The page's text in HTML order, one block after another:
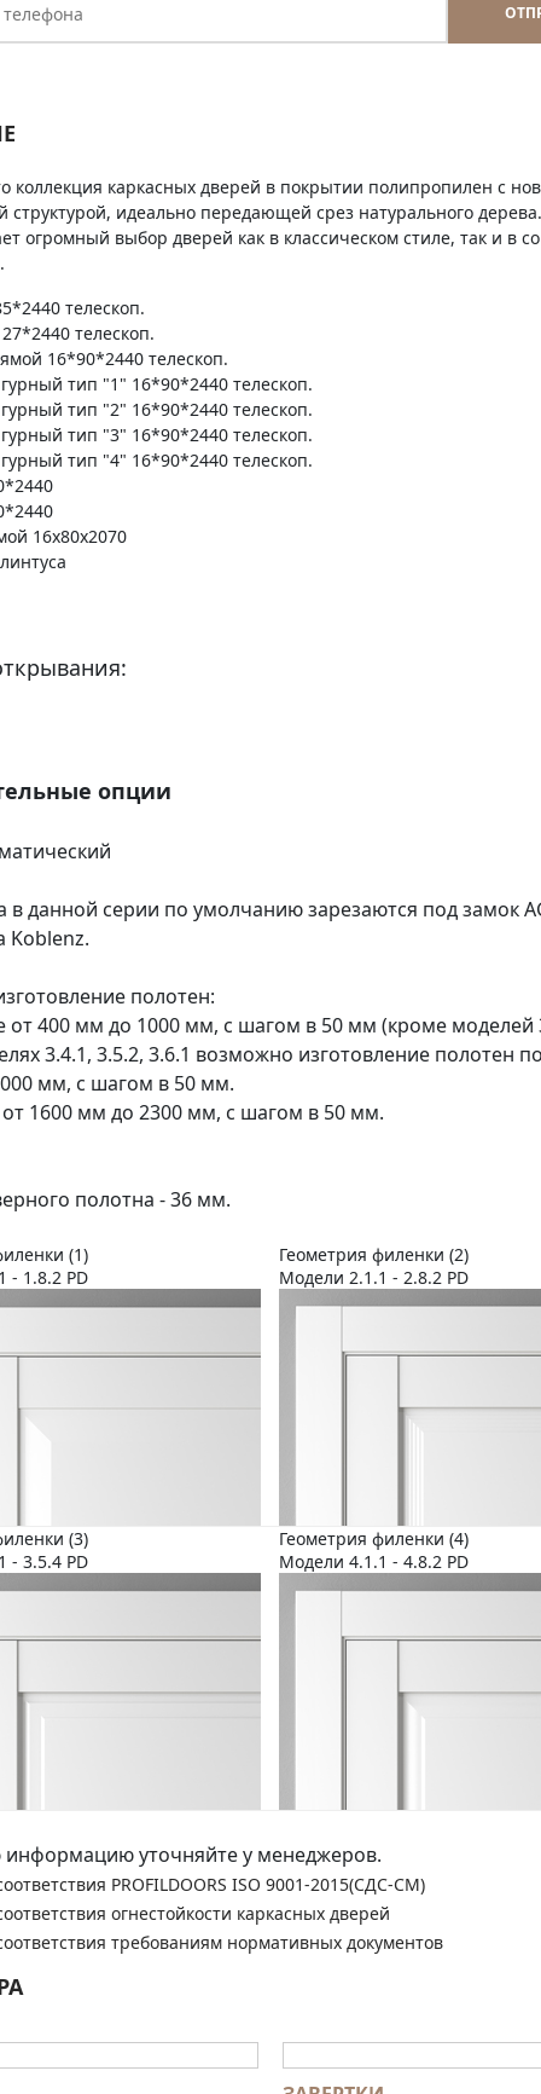
коллекция каркасных дверей в покрытии полипропилен с
структурой, идеально передающей срез натурального
огромный выбор дверей как в классическом стиле, так и в
телескоп.
телескоп.
16*90*2440 телескоп.
тип "1" 16*90*2440 телескоп.
тип "2" 16*90*2440 телескоп.
тип "3" 16*90*2440 телескоп.
тип "4" 16*90*2440 телескоп.
16х80х2070
опции
в данной серии по умолчанию зарезаются под замок
Koblenz.
полотен:
400 мм до 1000 мм, с шагом в 50 мм (кроме моделей
3.4.1, 3.5.2, 3.6.1 возможно изготовление полотен
мм, с шагом в 50 мм.
1600 мм до 2300 мм, с шагом в 50 мм.
полотна - 36 мм.
(1)
- 1.8.2 PD
Геометрия филенки (2)
Модели 2.1.1 - 2.8.2 PD
(3)
- 3.5.4 PD
Геометрия филенки (4)
Модели 4.1.1 - 4.8.2 PD
уточняйте у менеджеров.
PROFILDOORS ISO 9001-2015(СДС-СМ)
огнестойкости каркасных дверей
требованиям нормативных документов